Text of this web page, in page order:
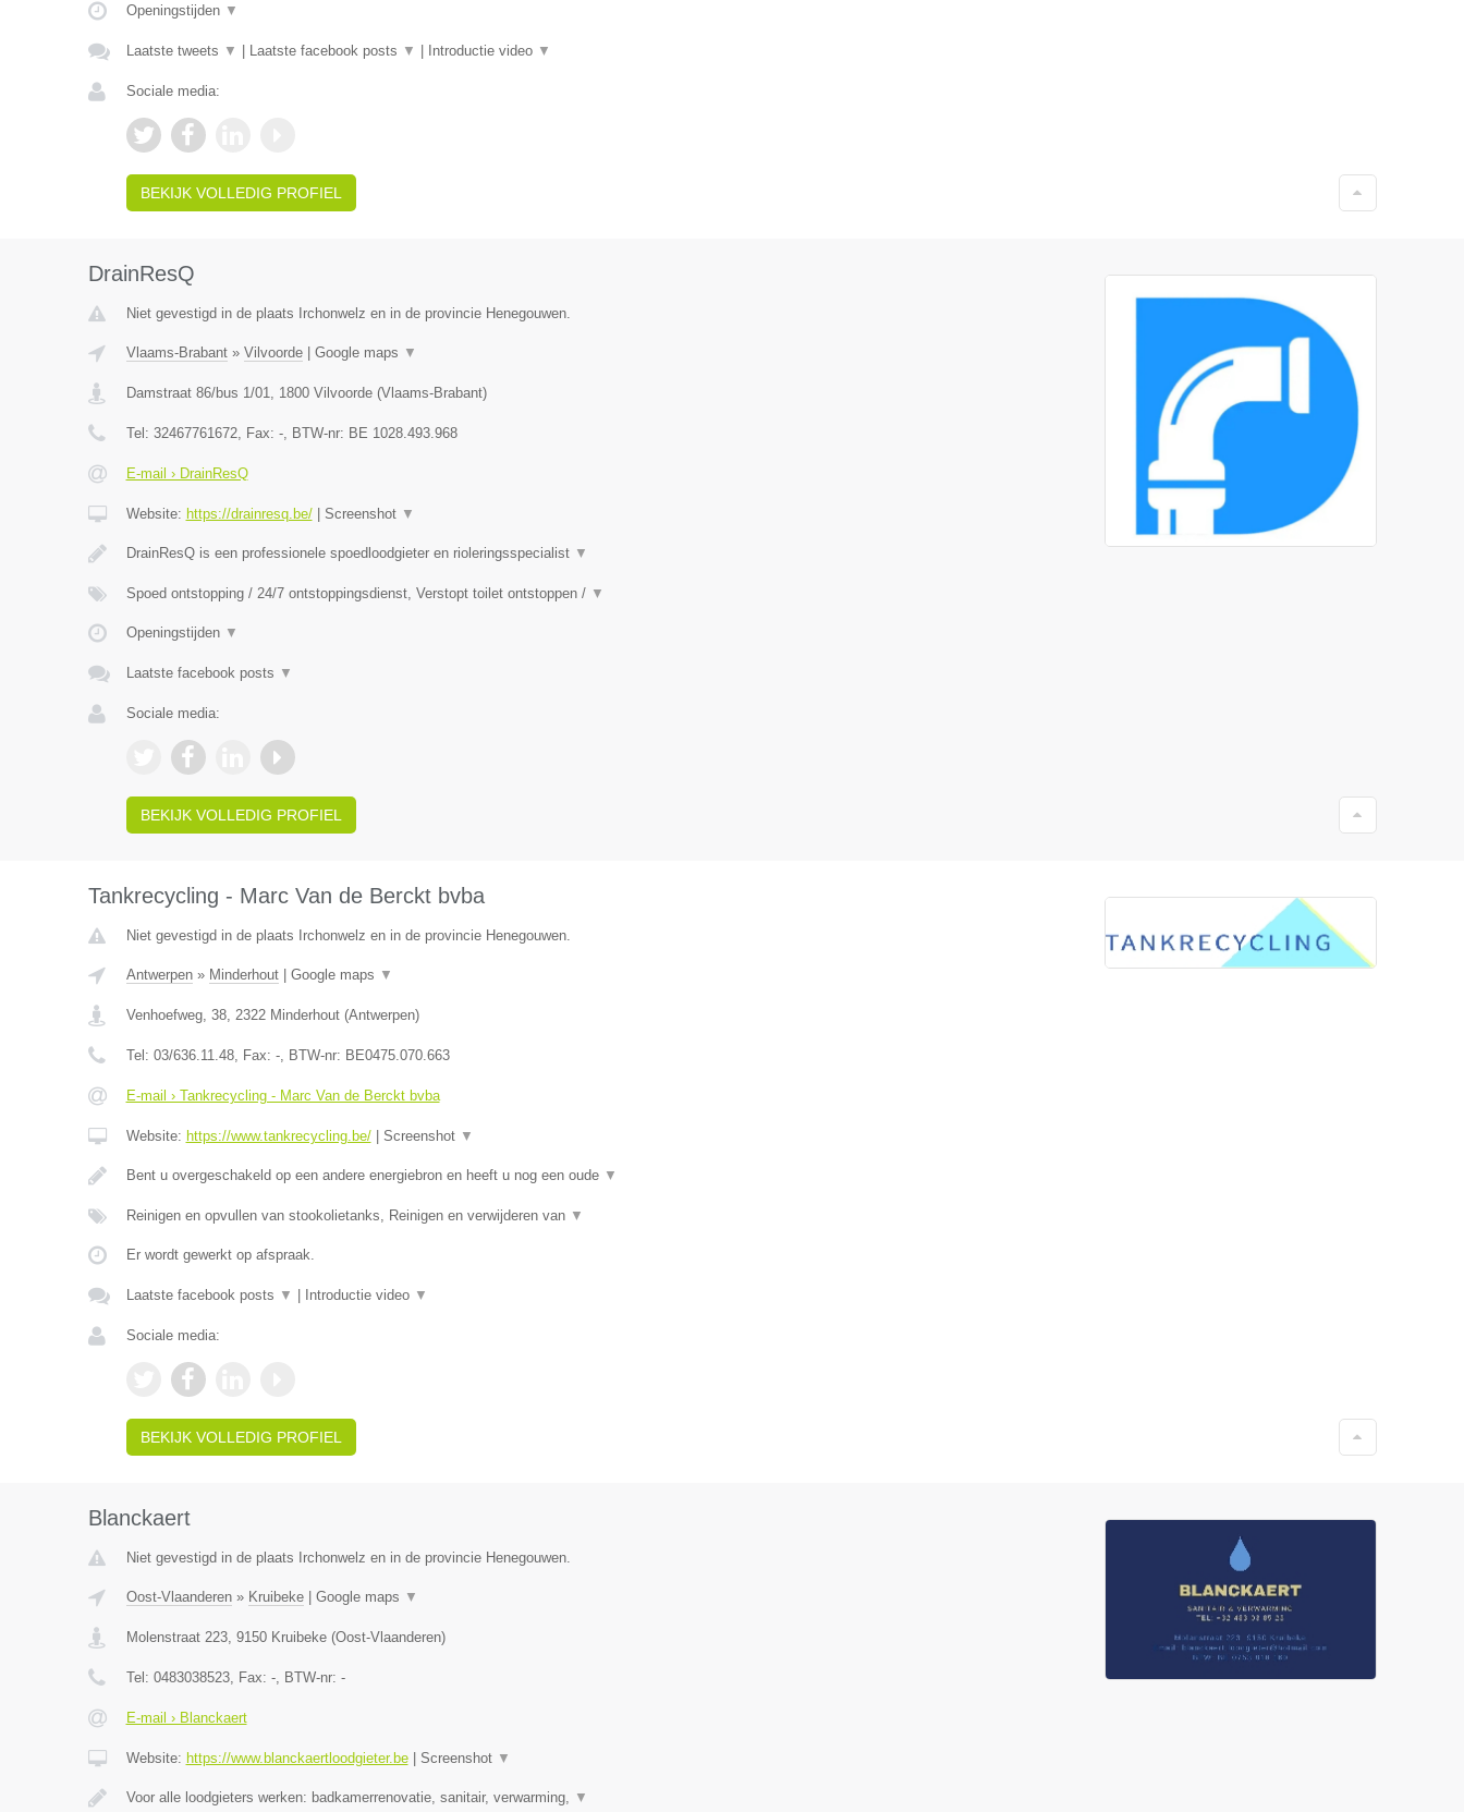
Openingstijden ▼
Laatste tweets ▼ Laatste facebook posts ▼ Introductie video ▼
Sociale media:
BEKIJK VOLLEDIG PROFIEL
DrainResQ
Niet gevestigd in de plaats Irchonwelz en in de provincie Henegouwen.
Vlaams-Brabant» Vilvoorde| Google maps ▼
Damstraat 86/bus 1/01, 1800 Vilvoorde(Vlaams-Brabant)
Tel: 32467761672, Fax: -, BTW-nr: BE 1028.493.968
E-mail › DrainResQ
Website: https://drainresq.be/| Screenshot ▼
DrainResQ is een professionele spoedloodgieter en rioleringsspecialist ▼
Spoed ontstopping / 24/7 ontstoppingsdienst, Verstopt toilet ontstoppen / ▼
Openingstijden ▼
Laatste facebook posts ▼
Sociale media:
BEKIJK VOLLEDIG PROFIEL
Tankrecycling - Marc Van de Berckt bvba
Niet gevestigd in de plaats Irchonwelz en in de provincie Henegouwen.
Antwerpen» Minderhout| Google maps ▼
Venhoefweg, 38, 2322 Minderhout(Antwerpen)
Tel: 03/636.11.48, Fax: -, BTW-nr: BE0475.070.663
E-mail › Tankrecycling - Marc Van de Berckt bvba
Website: https://www.tankrecycling.be/| Screenshot ▼
Bent u overgeschakeld op een andere energiebron en heeft u nog een oude ▼
Reinigen en opvullen van stookolietanks, Reinigen en verwijderen van ▼
Er wordt gewerkt op afspraak.
Laatste facebook posts ▼ Introductie video ▼
Sociale media:
BEKIJK VOLLEDIG PROFIEL
Blanckaert
Niet gevestigd in de plaats Irchonwelz en in de provincie Henegouwen.
Oost-Vlaanderen» Kruibeke| Google maps ▼
Molenstraat 223, 9150 Kruibeke(Oost-Vlaanderen)
Tel: 0483038523, Fax: -, BTW-nr: -
E-mail › Blanckaert
Website: https://www.blanckaertloodgieter.be| Screenshot ▼
Voor alle loodgieters werken: badkamerrenovatie, sanitair, verwarming, ▼